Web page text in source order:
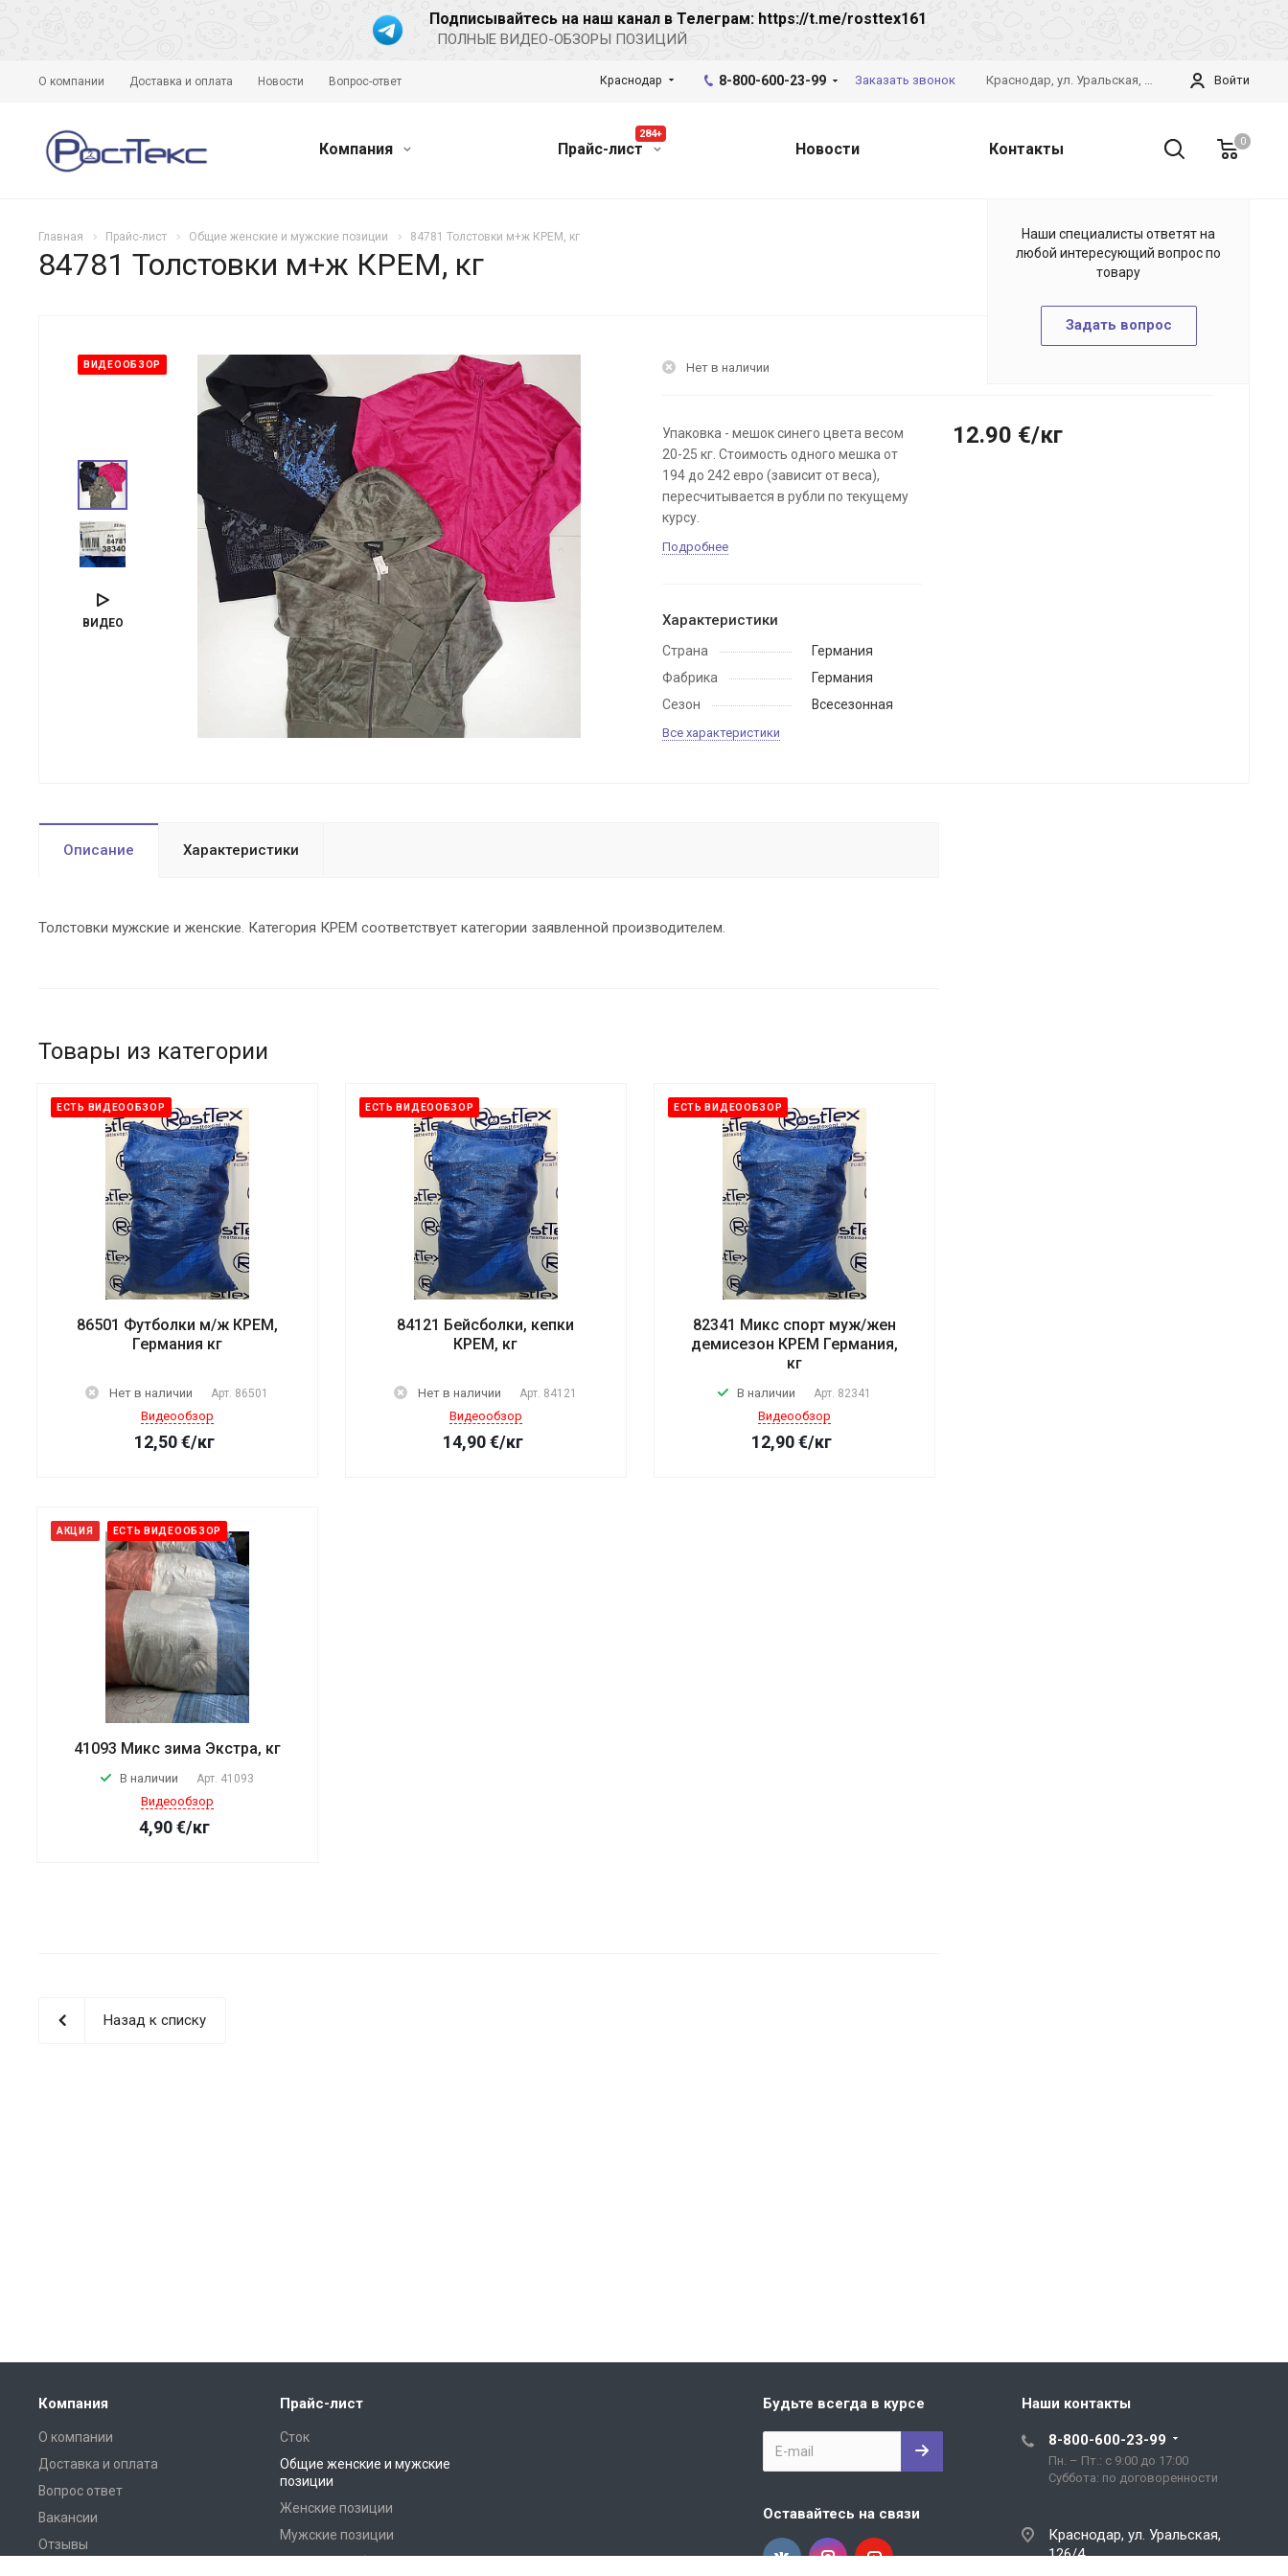
Подписывайтесь на наш канал в Телеграм: https://t.me/rosttex161
ПОЛНЫЕ ВИДЕО-ОБЗОРЫ ПОЗИЦИЙ
О компании Доставка и оплата Новости Вопрос-ответ Войти
Краснодар, ул. Уральская, 126/4
8-800-600-23-99 Заказать звонок
Краснодар
0
Компания Прайс-лист
284+
Новости Контакты
Главная Прайс-лист Общие женские и мужские позиции 84781 Толстовки м+ж КРЕМ, кг
84781 Толстовки м+ж КРЕМ, кг
ВИДЕООБЗОР
ВИДЕО
Нет в наличии
Упаковка - мешок синего цвета весом
20-25 кг. Стоимость одного мешка от
194 до 242 евро (зависит от веса),
пересчитывается в рубли по текущему
курсу.
Подробнее
Характеристики
Страна
Германия
Фабрика
Германия
Сезон
Всесезонная
Все характеристики
12.90 €/кг
Описание Характеристики
Толстовки мужские и женские. Категория КРЕМ соответствует категории заявленной производителем.
Товары из категории
ЕСТЬ ВИДЕООБЗОР
86501 Футболки м/ж КРЕМ,
Германия кг
Нет в наличии Арт. 86501
Видеообзор
12,50€/кг
ЕСТЬ ВИДЕООБЗОР
84121 Бейсболки, кепки
КРЕМ, кг
Нет в наличии Арт. 84121
Видеообзор
14,90€/кг
ЕСТЬ ВИДЕООБЗОР
82341 Микс спорт муж/жен
демисезон КРЕМ Германия,
кг
В наличии Арт. 82341
Видеообзор
12,90€/кг
АКЦИЯ ЕСТЬ ВИДЕООБЗОР
41093 Микс зима Экстра, кг
В наличии Арт. 41093
Видеообзор
4,90€/кг
Наши специалисты ответят на
любой интересующий вопрос по
товару
Задать вопрос
Назад к списку
Компания
О компании
Доставка и оплата
Вопрос ответ
Вакансии
Отзывы
Прайс-лист
Сток
Общие женские и мужские
позиции
Женские позиции
Мужские позиции
Будьте всегда в курсе
Оставайтесь на связи
Наши контакты
8-800-600-23-99
Пн. – Пт.: с 9:00 до 17:00
Cуббота: по договоренности
Краснодар, ул. Уральская,
126/4